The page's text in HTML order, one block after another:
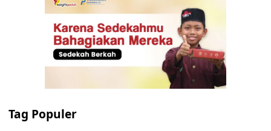
Tag Populer